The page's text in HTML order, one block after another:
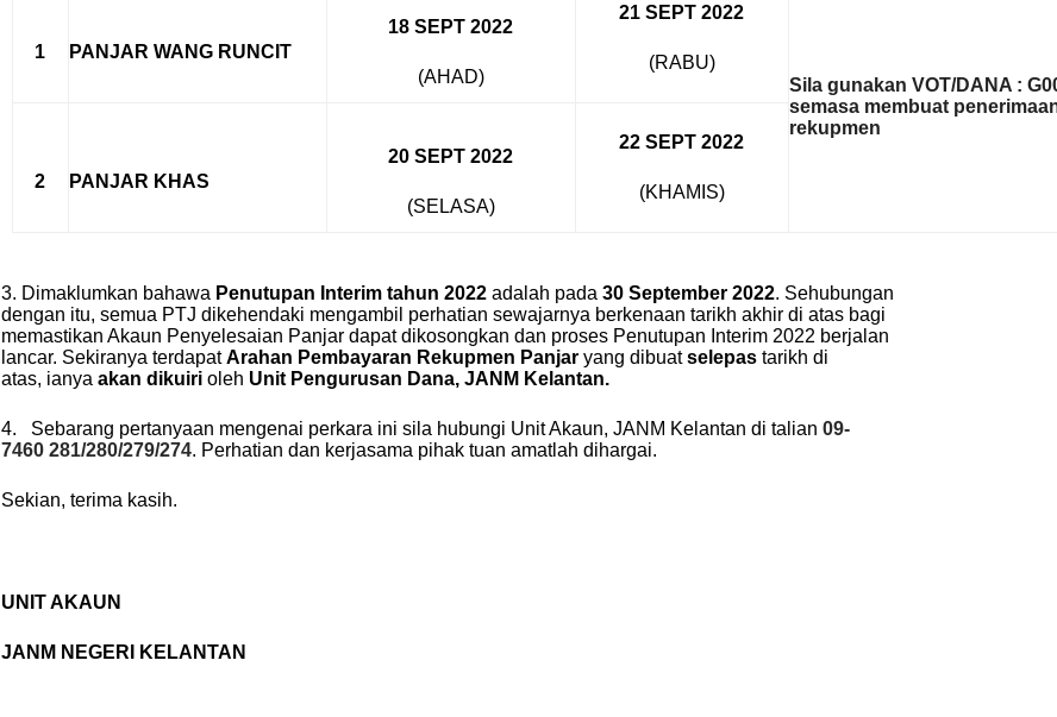
1 PANJAR WANG RUNCIT
18 SEPT 2022
(AHAD)
21 SEPT2022
(RABU)
Sila gunakan VOT/DANA :
semasa membuat
rekupmen
2 PANJAR KHAS
20 SEPT2022
(SELASA)
22 SEPT2022
(KHAMIS)
3. Dimaklumkan bahawa Penutupan Interim tahun 2022 adalah pada 30 September 2022. Sehubungan
dengan itu, semua PTJ dikehendaki mengambil perhatian sewajarnya berkenaan tarikh akhir di atas bagi
memastikan Akaun Penyelesaian Panjar dapat dikosongkan dan proses Penutupan Interim 2022 berjalan
lancar. Sekiranya terdapatArahan Pembayaran Rekupmen Panjar yang dibuatselepas tarikh di
atas, ianya akan dikuiri oleh Unit Pengurusan Dana, JANM Kelantan.
4. Sebarang pertanyaan mengenai perkara ini sila hubungi Unit Akaun, JANM Kelantan di talian 09-
7460 281/280/279/274. Perhatian dan kerjasama pihak tuan amatlah dihargai.
Sekian, terima kasih.
UNIT AKAUN
JANM NEGERI KELANTAN